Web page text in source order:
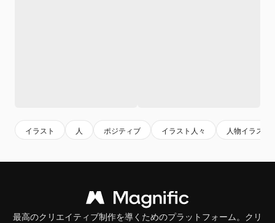
イラスト 人 ポジティブ イラスト人々 人物イラスト
最高のクリエイティブ制作を導くためのプラットフォーム。クリ